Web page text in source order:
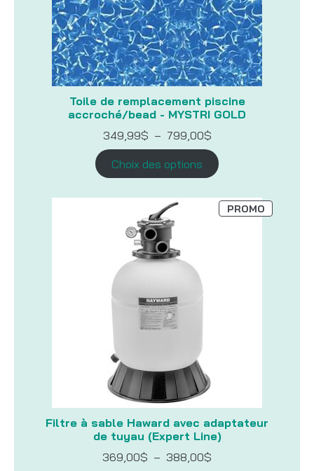
Toile de remplacement piscine
accroché/bead - MYSTRI GOLD
349,99$ – 799,00$Plage
prix :
349,99$
à
Choix des options
Filtre à sable Haward avec adaptateur
de tuyau (Expert Line)
PROMOPRODUIT
EN
369,00$ – 388,00$